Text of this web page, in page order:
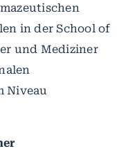
in der School of
und Mediziner
Niveau